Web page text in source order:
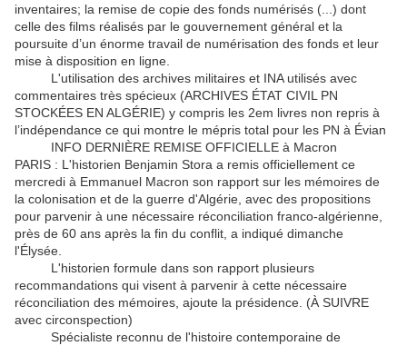
inventaires; la remise de copie des fonds numérisés (...) dont
celle des films réalisés par le gouvernement général et la
poursuite d’un énorme travail de numérisation des fonds et leur
mise à disposition en ligne.
L'utilisation des archives militaires et INA utilisés avec
commentaires très spécieux (ARCHIVES ÉTAT CIVIL PN
STOCKÉES EN ALGÉRIE) y compris les 2em livres non repris à
l’indépendance ce qui montre le mépris total pour les PN à Évian
INFO DERNIÈRE REMISE OFFICIELLE à Macron
PARIS : L'historien Benjamin Stora a remis officiellement ce
mercredi à Emmanuel Macron son rapport sur les mémoires de
la colonisation et de la guerre d'Algérie, avec des propositions
pour parvenir à une nécessaire réconciliation franco-algérienne,
près de 60 ans après la fin du conflit, a indiqué dimanche
l'Élysée.
L'historien formule dans son rapport plusieurs
recommandations qui visent à parvenir à cette nécessaire
réconciliation des mémoires, ajoute la présidence. (À SUIVRE
avec circonspection)
Spécialiste reconnu de l'histoire contemporaine de